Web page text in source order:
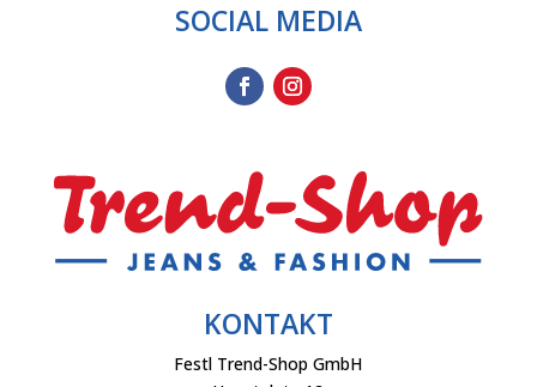
SOCIAL MEDIA
KONTAKT
Festl Trend-Shop GmbH